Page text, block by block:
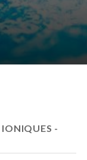
IONIQUES -